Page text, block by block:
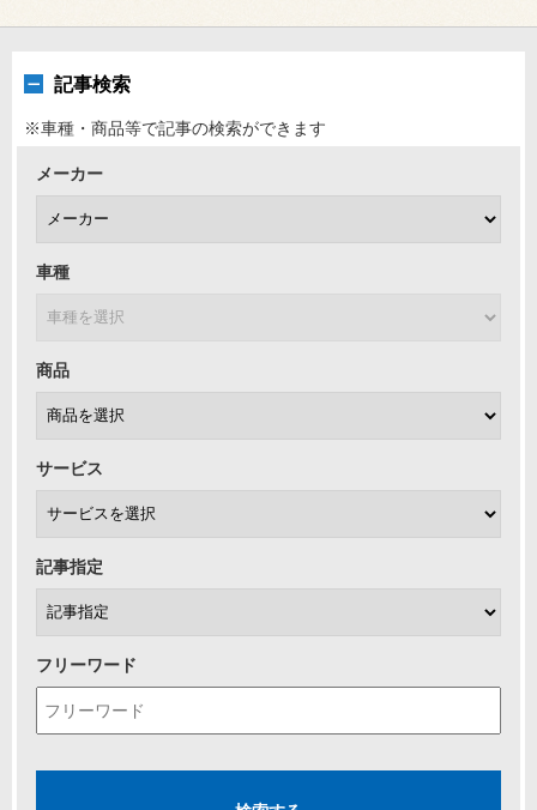
記事検索
※車種・商品等で記事の検索ができます
メーカー
車種
商品
サービス
記事指定
フリーワード